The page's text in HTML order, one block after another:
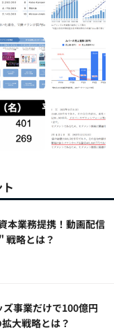
本業務提携！動画配信
戦略とは？
ズ事業だけで100億円
大戦略とは？